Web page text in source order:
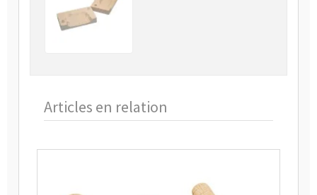
Articles en relation